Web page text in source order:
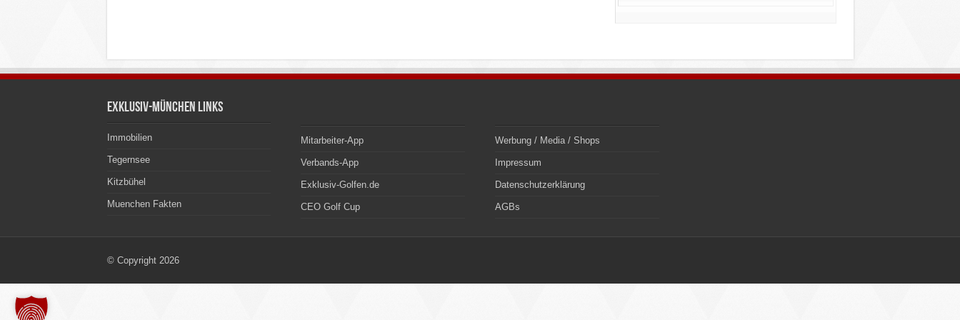
Exklusiv-München Links
Immobilien
Tegernsee
Kitzbühel
Muenchen Fakten
Mitarbeiter-App
Verbands-App
Exklusiv-Golfen.de
CEO Golf Cup
Werbung / Media / Shops
Impressum
Datenschutzerklärung
AGBs
© Copyright 2026